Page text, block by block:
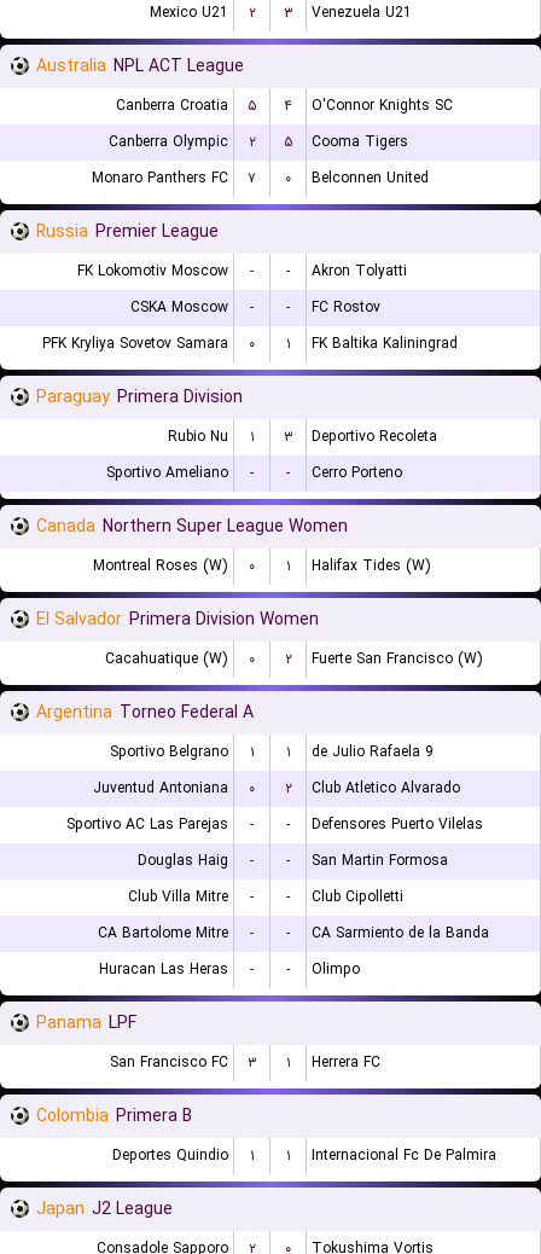
Mexico U21 ۲ ۳ Venezuela U21
Australia NPL ACT League
Canberra Croatia ۵ ۴
O'Connor Knights SC
Canberra Olympic
۲ ۵
Cooma Tigers
Monaro Panthers FC
۷ ۰ Belconnen United
Russia Premier League
FK Lokomotiv Moscow - -
Akron Tolyatti
CSKA Moscow
- -
FC Rostov
PFK Kryliya Sovetov Samara
۰ ۱ FK Baltika Kaliningrad
Paraguay Primera Division
Rubio Nu ۱ ۳
Deportivo Recoleta
Sportivo Ameliano
- - Cerro Porteno
Canada Northern Super League Women
Montreal Roses (W) ۰ ۱ Halifax Tides (W)
El Salvador Primera Division Women
Cacahuatique (W) ۰ ۲ Fuerte San Francisco (W)
Argentina Torneo Federal A
Sportivo Belgrano ۱ ۱
9 de Julio Rafaela
Juventud Antoniana
۰ ۲
Club Atletico Alvarado
Sportivo AC Las Parejas
- -
Defensores Puerto Vilelas
Douglas Haig
- -
San Martin Formosa
Club Villa Mitre
- -
Club Cipolletti
CA Bartolome Mitre
- -
CA Sarmiento de la Banda
Huracan Las Heras
- - Olimpo
Panama LPF
San Francisco FC ۳ ۱ Herrera FC
Colombia Primera B
Deportes Quindio ۱ ۱ Internacional Fc De Palmira
Japan J2 League
Consadole Sapporo ۲ ۰
Tokushima Vortis